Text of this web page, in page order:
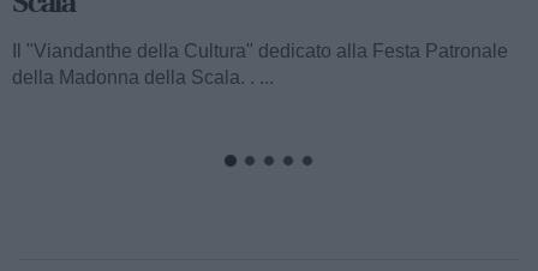
Ecco a voi il terzo speciale del "Viandanthe della Cultura"
dedicato alla Madonna della Scala. Vi porteremo alla
scoperta della "Chiesa...